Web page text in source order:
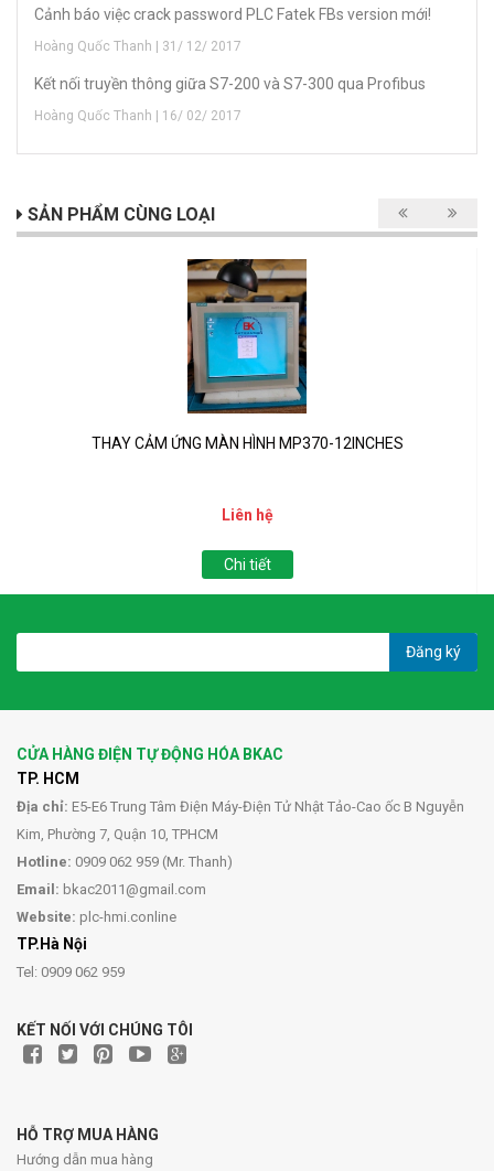
Cảnh báo việc crack password PLC Fatek FBs version mới!
Hoàng Quốc Thanh | 31/ 12/ 2017
Kết nối truyền thông giữa S7-200 và S7-300 qua Profibus
Hoàng Quốc Thanh | 16/ 02/ 2017
SẢN PHẨM CÙNG LOẠI
THAY CẢM ỨNG MÀN HÌNH MP370-12INCHES
Liên hệ
Chi tiết
Đăng ký
CỬA HÀNG ĐIỆN TỰ ĐỘNG HÓA BKAC
TP. HCM
Địa chỉ: E5-E6 Trung Tâm Điện Máy-Điện Tử Nhật Tảo-Cao ốc B Nguyễn
Kim, Phường 7, Quận 10, TPHCM
Hotline: 0909 062 959 (Mr. Thanh)
Email: bkac2011@gmail.com
Website: plc-hmi.conline
TP.Hà Nội
Tel: 0909 062 959
KẾT NỐI VỚI CHÚNG TÔI
HỖ TRỢ MUA HÀNG
Hướng dẫn mua hàng